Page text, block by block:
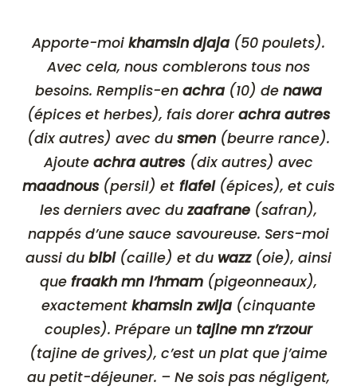
Apporte-moi khamsin djaja (50 poulets).
Avec cela, nous comblerons tous nos
besoins. Remplis-en achra(10) denawa
(épices et herbes), fais dorerachra autres
(dix autres) avec dusmen (beurre rance).
Ajouteachra autres(dix autres) avec
maadnous(persil) et flafel(épices), et cuis
les derniers avec duzaafrane (safran),
nappés d’une sauce savoureuse. Sers-moi
aussi du bibi(caille) et du wazz(oie), ainsi
quefraakh mn l’hmam(pigeonneaux),
exactementkhamsin zwija(cinquante
couples). Prépare un tajine mn z’rzour
(tajine de grives), c’est un plat que j’aime
au petit-déjeuner. – Ne sois pas négligent,